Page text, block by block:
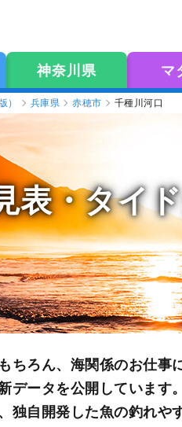
神奈川県 マ
） 兵庫県 赤穂市 千種川河口
表・タイ
ちろん、海関係のお仕
データを公開しています
独自開発した魚の釣れや